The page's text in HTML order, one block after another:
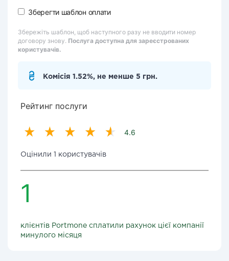
Зберегти шаблон оплати
Збережіть шаблон, щоб наступного разу не вводити номер
договору знову. Послуга доступна для зареєстрованих
користувачів.
Комісія 1.52%, не менше 5 грн.
Рейтинг послуги
4.6
Оцінили 1 користувачів
1
клієнтів Portmone сплатили рахунок цієї компанії
минулого місяця